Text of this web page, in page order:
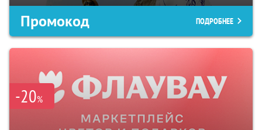
Промокод ПОДРОБНЕЕ
-20%